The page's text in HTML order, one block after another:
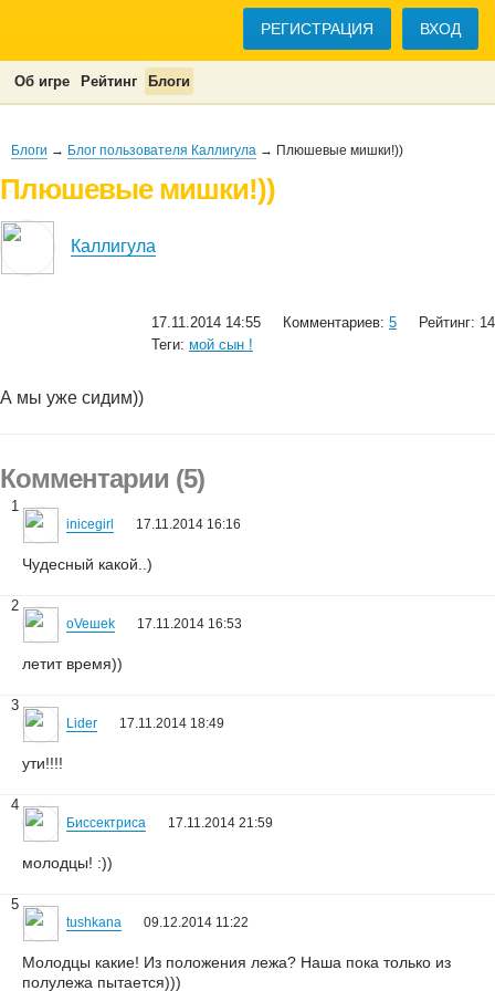
РЕГИСТРАЦИЯ ВХОД
Об игре Рейтинг Блоги
Блоги → Блог пользователя Каллигула → Плюшевые мишки!))
Плюшевые мишки!))
Каллигула
17.11.2014 14:55 Комментариев: 5
Рейтинг: 14
Теги: мой сын !
А мы уже сидим))
Комментарии (5)
1
inicegirl 17.11.2014 16:16
Чудесный какой..)
2
oVeшеk 17.11.2014 16:53
летит время))
3
Lider 17.11.2014 18:49
ути!!!!
4
Биссектриса 17.11.2014 21:59
молодцы! :))
5
tushkana 09.12.2014 11:22
Молодцы какие! Из положения лежа? Наша пока только из
полулежа пытается)))